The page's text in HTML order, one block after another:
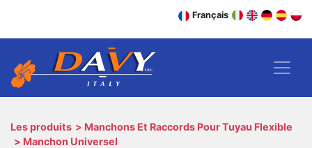
Français
Les produits
Manchons Et Raccords Pour Tuyau Flexible
Manchon Universel